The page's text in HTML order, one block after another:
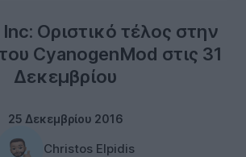
Οριστικό τέλος στην
CyanogenMod στις 31
Δεκεμβρίου
25 Δεκεμβρίου 2016
Christos Elpidis